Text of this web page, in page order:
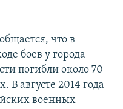
что в
боев у города
погибли около 70
августе 2014 года
военных